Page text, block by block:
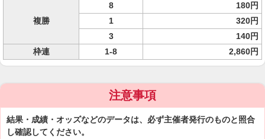
複勝
8
180円
1
320円
3
140円
枠連
1-8 2,860円
注意事項
結果・成績・オッズなどのデータは、必ず主催者発行のものと照合
し確認してください。